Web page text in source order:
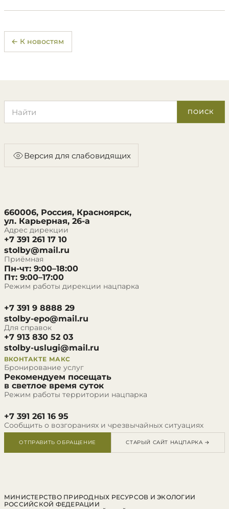
← К новостям
ПОИСК
Версия для слабовидящих
660006, Россия, Красноярск,
ул. Карьерная, 26-а
Адрес дирекции
+7 391 261 17 10
stolby@mail.ru
Приёмная
Пн-чт: 9:00–18:00
Пт: 9:00–17:00
Режим работы дирекции нацпарка
+7 391 9 8888 29
stolby-epo@mail.ru
Для справок
+7 913 830 52 03
stolby-uslugi@mail.ru
ВКОНТАКТЕ МАКС
Бронирование услуг
Рекомендуем посещать
в светлое время суток
Режим работы территории нацпарка
+7 391 261 16 95
Сообщить о возгораниях и чрезвычайных ситуациях
ОТПРАВИТЬ ОБРАЩЕНИЕ СТАРЫЙ САЙТ НАЦПАРКА →
МИНИСТЕРСТВО ПРИРОДНЫХ РЕСУРСОВ И ЭКОЛОГИИ
РОССИЙСКОЙ ФЕДЕРАЦИИ